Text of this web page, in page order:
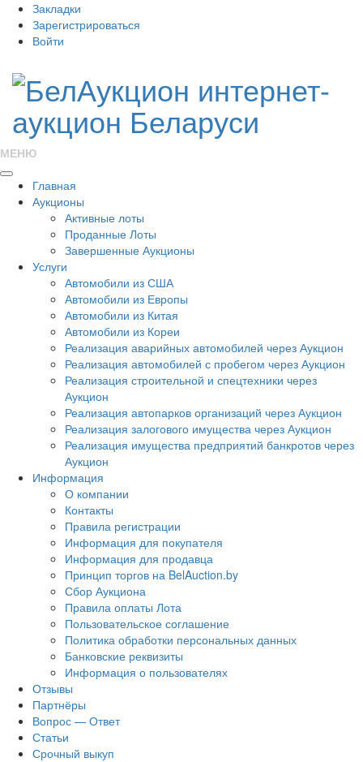
Закладки
Зарегистрироваться
Войти
МЕНЮ
Главная
Аукционы
Активные лоты
Проданные Лоты
Завершенные Аукционы
Услуги
Автомобили из США
Автомобили из Европы
Автомобили из Китая
Автомобили из Кореи
Реализация аварийных автомобилей через Аукцион
Реализация автомобилей с пробегом через Аукцион
Реализация строительной и спецтехники через
Аукцион
Реализация автопарков организаций через Аукцион
Реализация залогового имущества через Аукцион
Реализация имущества предприятий банкротов через
Аукцион
Информация
О компании
Контакты
Правила регистрации
Информация для покупателя
Информация для продавца
Принцип торгов на BelAuction.by
Сбор Аукциона
Правила оплаты Лота
Пользовательское соглашение
Политика обработки персональных данных
Банковские реквизиты
Информация о пользователях
Отзывы
Партнёры
Вопрос — Ответ
Статьи
Срочный выкуп